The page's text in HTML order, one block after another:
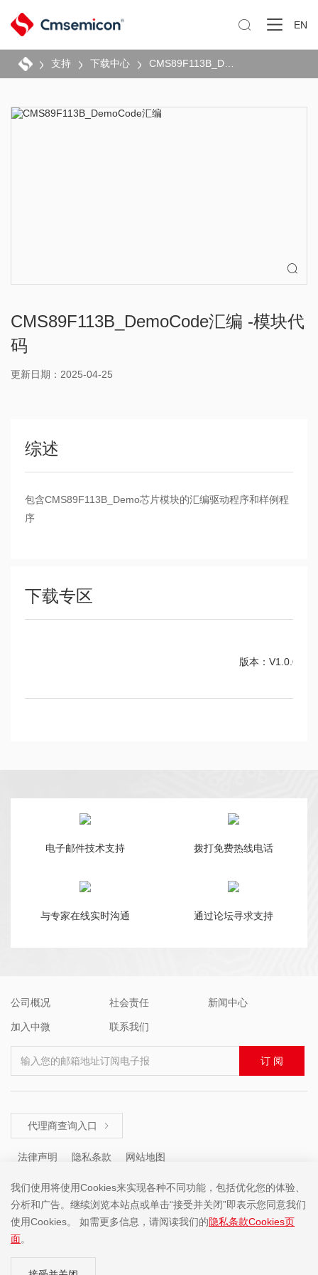
 EN
支持 下载中心

CMS89F113B_DemoCode汇编 -模块代
码
更新日期：2025-04-25
综述
包含CMS89F113B_Demo芯片模块的汇编驱动程序和样例程
序
下载专区
版本：V1.0.0
电子邮件技术支持 拨打免费热线电话
与专家在线实时沟通 通过论坛寻求支持
公司概况 社会责任 新闻中心
加入中微 联系我们
输入您的邮箱地址订阅电子报 订 阅
代理商查询入口 
法律声明 隐私条款 网站地图
咨询热线 ： +86 (755) 8671 5143
我们使用将使用Cookies来实现各种不同功能，包括优化您的体验、
分析和广告。继续浏览本站点或单击“接受并关闭”即表示您同意我们
使用Cookies。 如需更多信息，请阅读我们的隐私条款Cookies页
面。